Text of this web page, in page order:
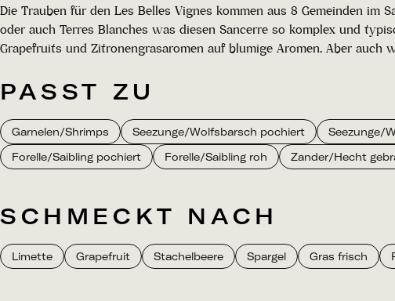
Die Trauben für den Les Belles Vignes kommen aus 8 Gemeinden im
oder auch Terres Blanches was diesen Sancerre so komplex und
Grapefruits und Zitronengrasaromen auf blumige Aromen. Aber
PASST ZU
Garnelen/Shrimps Seezunge/Wolfsbarsch pochiert Seezunge/
Forelle/Saibling pochiert
Forelle/Saibling roh Zander/Hecht
SCHMECKT NACH
Limette Grapefruit Stachelbeere Spargel Gras frisch